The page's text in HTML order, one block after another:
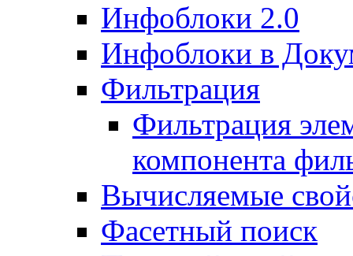
Инфоблоки 2.0
Инфоблоки в
Фильтрация
Фильтрация
компонента
Вычисляемые
Фасетный поиск